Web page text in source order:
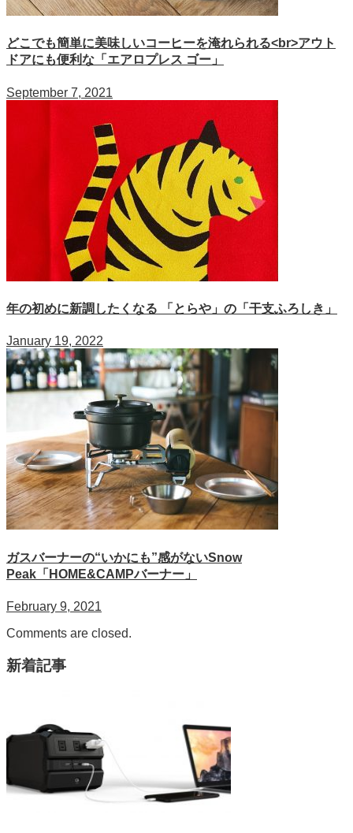
どこでも簡単に美味しいコーヒーを淹れられる<br>アウト
ドアにも便利な「エアロプレス ゴー」
September 7, 2021
年の初めに新調したくなる 「とらや」の「干支ふろしき」
January 19, 2022
ガスバーナーの“いかにも”感がないSnow
Peak「HOME&CAMPバーナー」
February 9, 2021
Comments are closed.
新着記事